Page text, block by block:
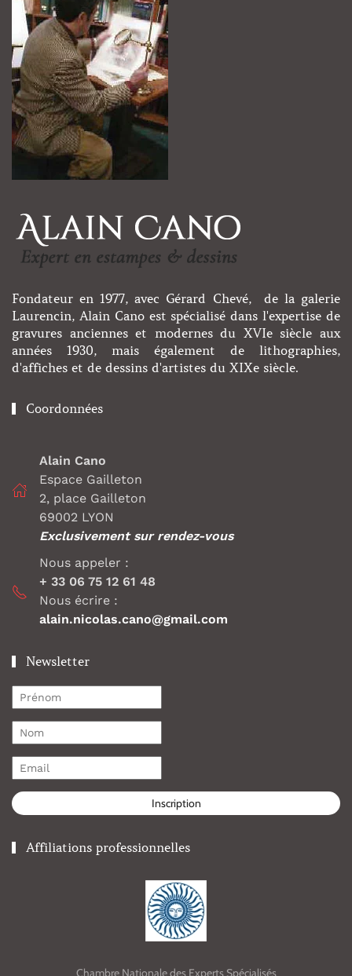
Fondateur en 1977, avec Gérard Chevé, de la galerie
Laurencin, Alain Cano est spécialisé dans l'expertise de
gravures anciennes et modernes du XVIe siècle aux
années 1930, mais également de lithographies,
d'affiches et de dessins d'artistes du XIXe siècle.
Coordonnées
Alain Cano
Espace Gailleton
2, place Gailleton
69002 LYON
Exclusivement sur rendez-vous
Nous appeler :
+ 33 06 75 12 61 48
Nous écrire :
alain.nicolas.cano@gmail.com
Newsletter
Inscription
Affiliations professionnelles
Chambre Nationale des Experts Spécialisés